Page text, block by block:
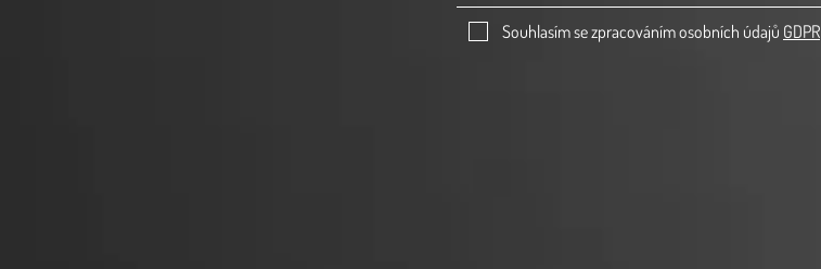
Souhlasím se zpracováním osobních údajů GDPR